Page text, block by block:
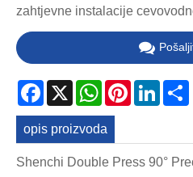
zahtjevne instalacije
Facebook
X WhatsApp
Pinterest
opis proizvoda
Shenchi Double Press 90°